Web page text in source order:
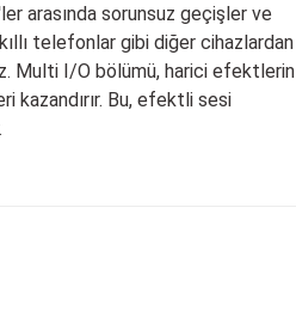
arasında sorunsuz geçişler ve
telefonlar gibi diğer cihazlardan
Multi I/O bölümü, harici efektlerin
kazandırır. Bu, efektli sesi